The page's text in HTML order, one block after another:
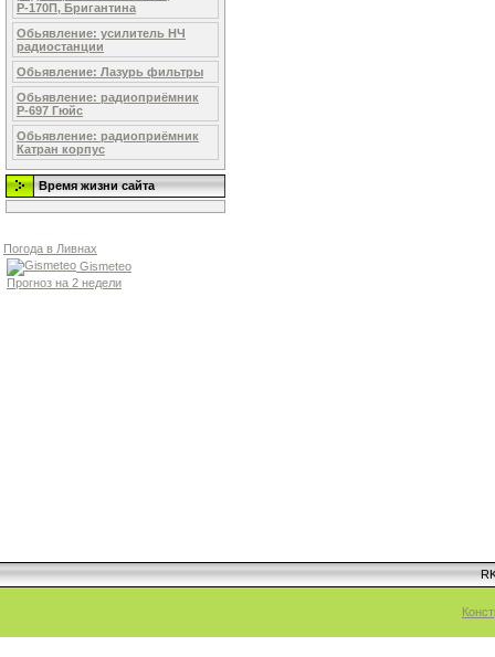
Р-170П, Бригантина
Обьявление: усилитель НЧ
радиостанции
Обьявление: Лазурь фильтры
Обьявление: радиоприёмник
Р-697 Гюйс
Обьявление: радиоприёмник
Катран корпус
Время жизни сайта
Погода в Ливнах
Gismeteo
Прогноз на 2 недели